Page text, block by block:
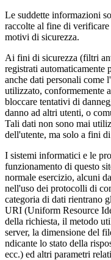
Le suddette informazioni
raccolte al fine di
motivi di sicurezza.
Ai fini di sicurezza (filtri
registrati automaticamente
anche dati personali come
utilizzato, conformemente
bloccare tentativi di
danno ad altri utenti, o
Tali dati non sono mai
dell'utente, ma solo a fini
I sistemi informatici e le
funzionamento di questo
normale esercizio, alcuni
nell'uso dei protocolli di
categoria di dati rientrano
URI (Uniform Resource
della richiesta, il metodo
server, la dimensione del
ndicante lo stato della
ecc.) ed altri parametri